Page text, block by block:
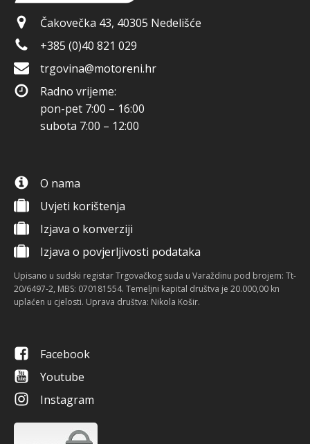
Čakovečka 43, 40305 Nedelišće
+385 (0)40 821 029
trgovina@motoreni.hr
Radno vrijeme:
pon-pet 7:00 – 16:00
subota 7:00 – 12:00
O nama
Uvjeti korištenja
Izjava o konverziji
Izjava o povjerljivosti podataka
Upisano u sudski registar Trgovačkog suda u Varaždinu pod brojem: Tt-
20/6497-2, MBS: 070181554. Temeljni kapital društva je 20.000,00 kn
uplaćen u cjelosti. Uprava društva: Nikola Košir.
Facebook
Youtube
Instagram